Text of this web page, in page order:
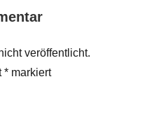
veröffentlicht.
* markiert